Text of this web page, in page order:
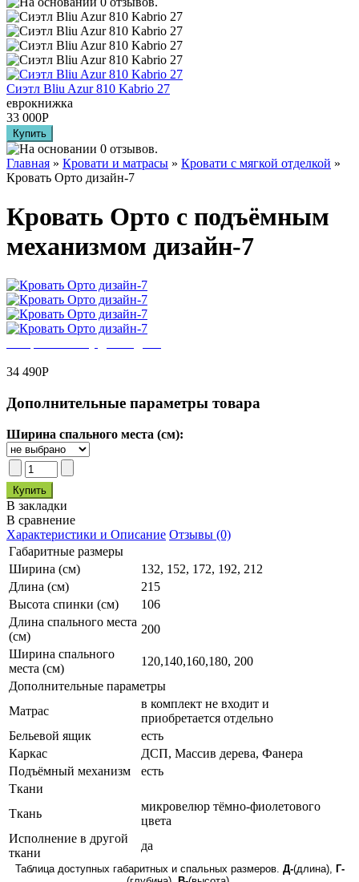
Сиэтл Bliu Azur 810 Kabrio 27
еврокнижка
33 000Р
Главная » Кровати и матрасы » Кровати с мягкой отделкой »
Кровать Орто дизайн-7
Кровать Орто с подъёмным
механизмом дизайн-7
34 490Р
Дополнительные параметры товара
Ширина спального места (см):
В закладки
В сравнение
Характеристики и Описание Отзывы (0)
Габаритные размеры
Ширина (см)
132, 152, 172, 192, 212
Длина (см)
215
Высота спинки (см)
106
Длина спального места
(см)
200
Ширина спального
места (см)
120,140,160,180, 200
Дополнительные параметры
Матрас
в комплект не входит и
приобретается отдельно
Бельевой ящик
есть
Каркас
ДСП, Массив дерева, Фанера
Подъёмный механизм
есть
Ткани
Ткань
микровелюр тёмно-фиолетового
цвета
Исполнение в другой
ткани
да
Таблица доступных габаритных и спальных размеров. Д-(длина),
Г-